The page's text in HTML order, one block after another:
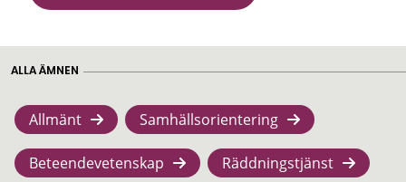
ALLA ÄMNEN
Allmänt Samhällsorientering
Beteendevetenskap Räddningstjänst